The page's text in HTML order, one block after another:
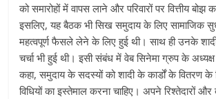
को समारोहों में वापस लाने और परिवारों पर वित्तीय
इसलिए, यह बैठक भी सिख समुदाय के लिए सामाजिक
महत्वपूर्ण फैसले लेने के लिए हुई थी। साथ ही उनके
चर्चा भी हुई थी। इसी संबंध में वेब सिनेमा ग्रुप के
कहा, समुदाय के सदस्यों को शादी के कार्डों के वितरण
विधियों का इस्तेमाल करना चाहिए। अपने रिश्तेदारों